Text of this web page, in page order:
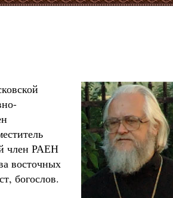
член РАЕН
восточных
богослов.